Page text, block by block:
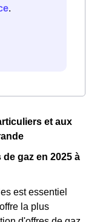
.
et aux
gaz en 2025 à
est essentiel
la plus